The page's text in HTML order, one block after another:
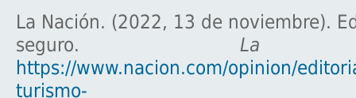
La Nación. (2022, 13 de noviembre).
seguro. La
https://www.nacion.com/opinion/
turismo-